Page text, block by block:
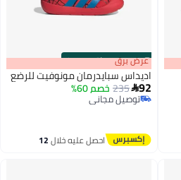
00m:00s
·باقي 100% عرض برق
اديداس سبايدرمان مونوفيت للرضع
92
235 خصم 60%
توصيل مجاني
توصيل مجاني
احصل عليه خلال12